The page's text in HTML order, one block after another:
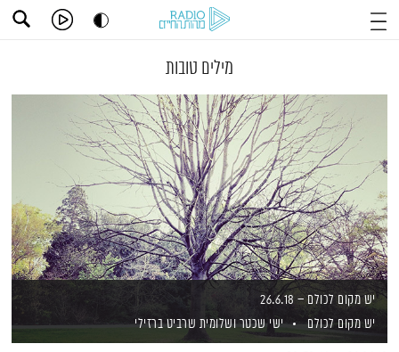
מילים טובות
יש מקום לכולם – 26.6.18
יש מקום לכולם
ישי שכטרושלומית שרביט ברזילי